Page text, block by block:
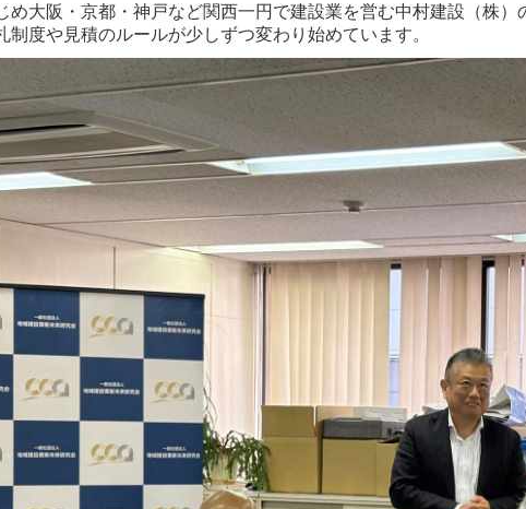
め大阪・京都・神戸など関西一円で建設業を営む中村建設（株）
制度や見積のルールが少しずつ変わり始めています。